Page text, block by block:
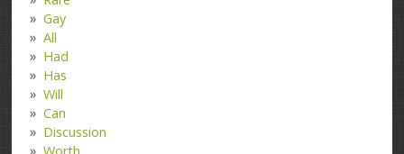
Gay
All
Had
Has
Will
Can
Discussion